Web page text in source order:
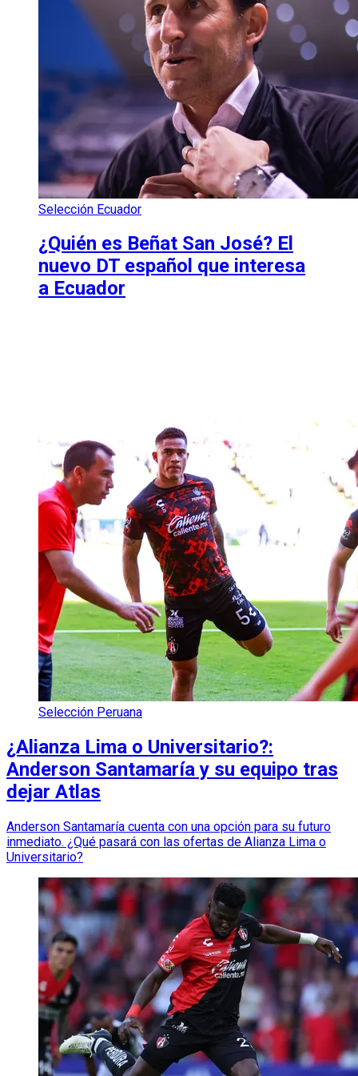
Selección Ecuador
¿Quién es Beñat San José? El
nuevo DT español que interesa
a Ecuador
Selección Peruana
¿Alianza Lima o Universitario?:
Anderson Santamaría y su equipo tras
dejar Atlas
Anderson Santamaría cuenta con una opción para su futuro
inmediato. ¿Qué pasará con las ofertas de Alianza Lima o
Universitario?